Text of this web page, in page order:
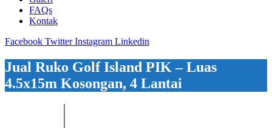
FAQs
Kontak
Facebook Twitter Instagram Linkedin
Jual Ruko Golf Island PIK – Luas
4.5x15m Kosongan, 4 Lantai